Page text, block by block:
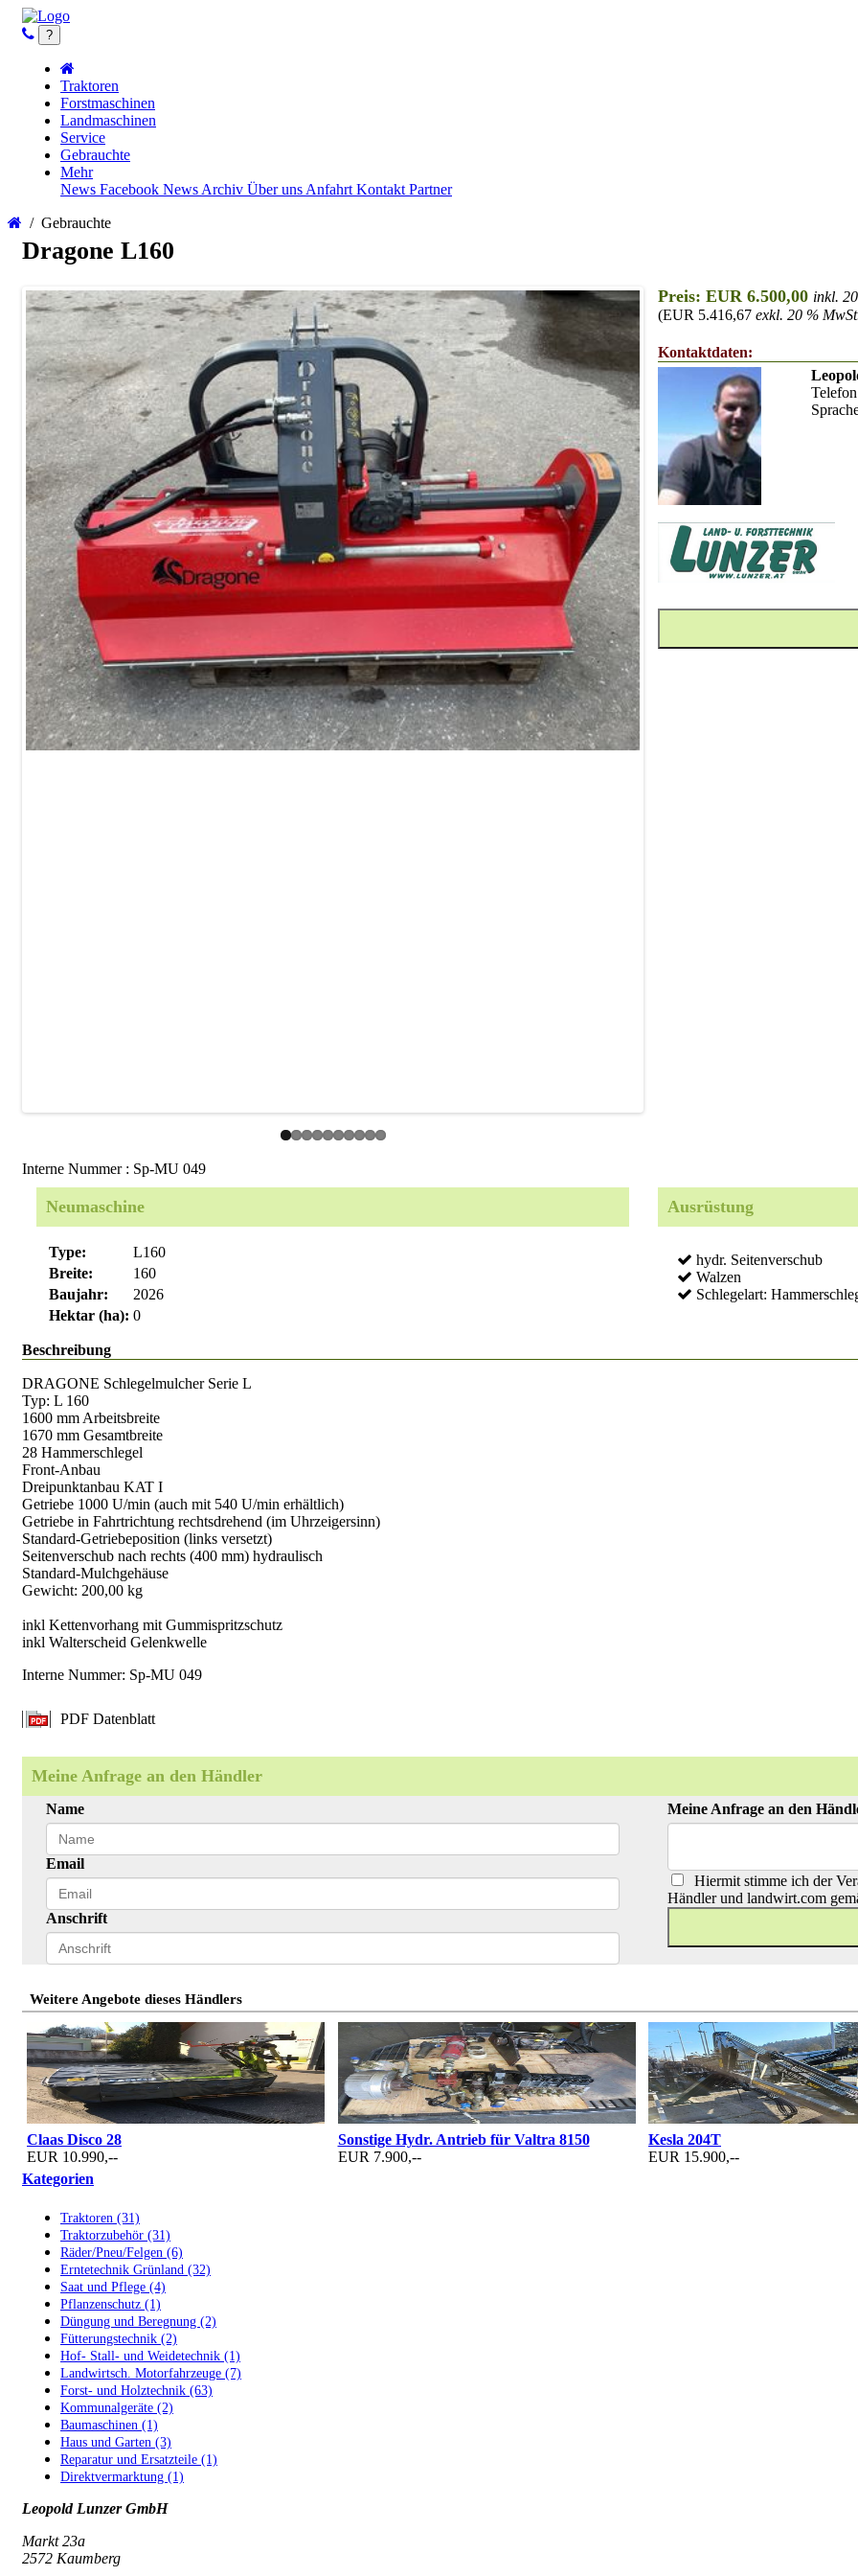
?
Traktoren
Forstmaschinen
Landmaschinen
Service
Gebrauchte
Mehr
News Facebook News Archiv Über uns Anfahrt Kontakt Partner
/ Gebrauchte
Dragone L160
Interne Nummer : Sp-MU 049
Preis: EUR 6.500,00 inkl.
(EUR 5.416,67 exkl. 20 %
Kontaktdaten:
Neumaschine
Type:
L160
Breite:
160
Baujahr:
2026
Hektar (ha): 0
Ausrüstung
hydr. Seitenverschub
Walzen
Schlegelart:
Beschreibung
DRAGONE Schlegelmulcher Serie L
Typ: L 160
1600 mm Arbeitsbreite
1670 mm Gesamtbreite
28 Hammerschlegel
Front-Anbau
Dreipunktanbau KAT I
Getriebe 1000 U/min (auch mit 540 U/min erhältlich)
Getriebe in Fahrtrichtung rechtsdrehend (im Uhrzeigersinn)
Standard-Getriebeposition (links versetzt)
Seitenverschub nach rechts (400 mm) hydraulisch
Standard-Mulchgehäuse
Gewicht: 200,00 kg
inkl Kettenvorhang mit Gummispritzschutz
inkl Walterscheid Gelenkwelle
Interne Nummer: Sp-MU 049
PDF Datenblatt
Meine Anfrage an den Händler
Name
Email
Anschrift
Meine Anfrage an den
Hiermit stimme ich der
Händler und landwirt.com
Weitere Angebote dieses Händlers
Claas Disco 28
EUR 10.990,--
Sonstige Hydr. Antrieb für Valtra 8150
EUR 7.900,--
Kesla 204T
EUR 15.900,--
Kategorien
Traktoren (31)
Traktorzubehör (31)
Räder/Pneu/Felgen (6)
Erntetechnik Grünland (32)
Saat und Pflege (4)
Pflanzenschutz (1)
Düngung und Beregnung (2)
Fütterungstechnik (2)
Hof- Stall- und Weidetechnik (1)
Landwirtsch. Motorfahrzeuge (7)
Forst- und Holztechnik (63)
Kommunalgeräte (2)
Baumaschinen (1)
Haus und Garten (3)
Reparatur und Ersatzteile (1)
Direktvermarktung (1)
Leopold Lunzer GmbH
Markt 23a
2572 Kaumberg